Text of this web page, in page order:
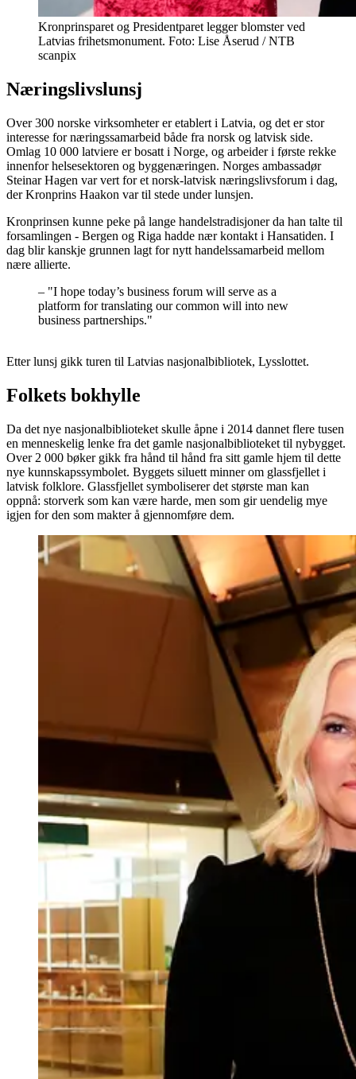
Kronprinsparet og Presidentparet legger blomster ved
Latvias frihetsmonument. Foto: Lise Åserud / NTB
scanpix
Næringslivslunsj
Over 300 norske virksomheter er etablert i Latvia, og det er stor
interesse for næringssamarbeid både fra norsk og latvisk side.
Omlag 10 000 latviere er bosatt i Norge, og arbeider i første rekke
innenfor helsesektoren og byggenæringen. Norges ambassadør
Steinar Hagen var vert for et norsk-latvisk næringslivsforum i dag,
der Kronprins Haakon var til stede under lunsjen.
Kronprinsen kunne peke på lange handelstradisjoner da han talte til
forsamlingen - Bergen og Riga hadde nær kontakt i Hansatiden. I
dag blir kanskje grunnen lagt for nytt handelssamarbeid mellom
nære allierte.
– "I hope today’s business forum will serve as a
platform for translating our common will into new
business partnerships."
Etter lunsj gikk turen til Latvias nasjonalbibliotek, Lysslottet.
Folkets bokhylle
Da det nye nasjonalbiblioteket skulle åpne i 2014 dannet flere tusen
en menneskelig lenke fra det gamle nasjonalbiblioteket til nybygget.
Over 2 000 bøker gikk fra hånd til hånd fra sitt gamle hjem til dette
nye kunnskapssymbolet. Byggets siluett minner om glassfjellet i
latvisk folklore. Glassfjellet symboliserer det største man kan
oppnå: storverk som kan være harde, men som gir uendelig mye
igjen for den som makter å gjennomføre dem.